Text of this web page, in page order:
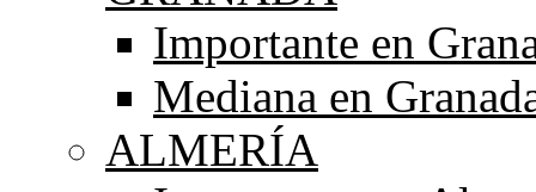
Importante en
Mediana en
ALMERÍA